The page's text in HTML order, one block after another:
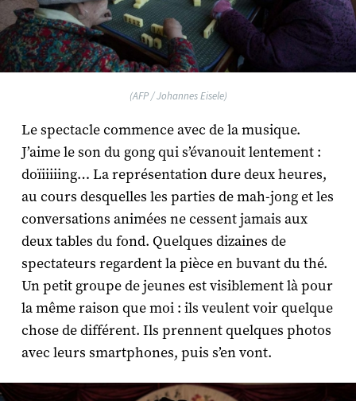
(AFP / Johannes Eisele)
Le spectacle commence avec de la musique.
J’aime le son du gong qui s’évanouit lentement :
doïiiiiing… La représentation dure deux heures,
au cours desquelles les parties de mah-jong et les
conversations animées ne cessent jamais aux
deux tables du fond. Quelques dizaines de
spectateurs regardent la pièce en buvant du thé.
Un petit groupe de jeunes est visiblement là pour
la même raison que moi : ils veulent voir quelque
chose de différent. Ils prennent quelques photos
avec leurs smartphones, puis s’en vont.